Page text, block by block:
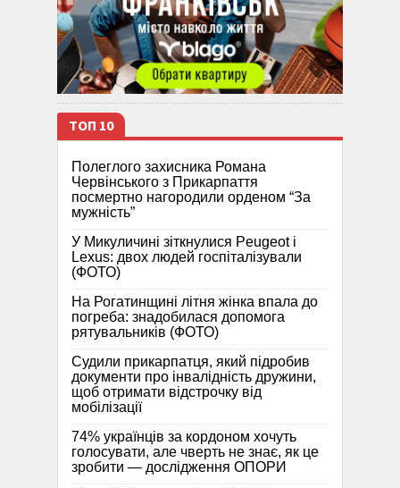
ТОП 10
Полеглого захисника Романа
Червінського з Прикарпаття
посмертно нагородили орденом “За
мужність”
У Микуличині зіткнулися Peugeot і
Lexus: двох людей госпіталізували
(ФОТО)
На Рогатинщині літня жінка впала до
погреба: знадобилася допомога
рятувальників (ФОТО)
Судили прикарпатця, який підробив
документи про інвалідність дружини,
щоб отримати відстрочку від
мобілізації
74% українців за кордоном хочуть
голосувати, але чверть не знає, як це
зробити — дослідження ОПОРИ